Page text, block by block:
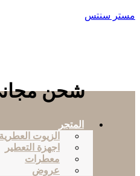
مستر سنتس
شحن مجاني
المتجر
الزيوت العطرية
اجهزة التعطير
معطرات
عروض